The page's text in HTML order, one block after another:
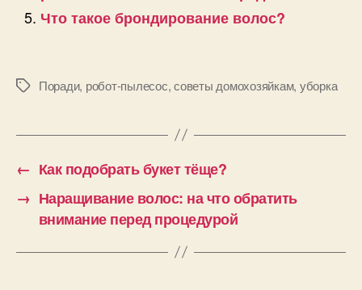
Что такое брондирование волос?
Позначки
Поради, робот-пылесос,советы домохозяйкам, уборка
← Как подобрать букет тёще?
→ Наращивание волос: на что обратить
внимание перед процедурой